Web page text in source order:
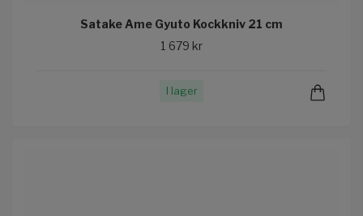
Satake Ame Gyuto Kockkniv 21 cm
1 679 kr
I lager